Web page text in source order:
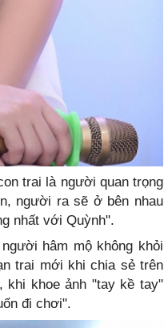
trai là người quan trọng
người ra sẽ ở bên nhau
nhất với Quỳnh".
hâm mộ không khỏi
trai mới khi chia sẻ trên
khi khoe ảnh "tay kề tay"
đi chơi".